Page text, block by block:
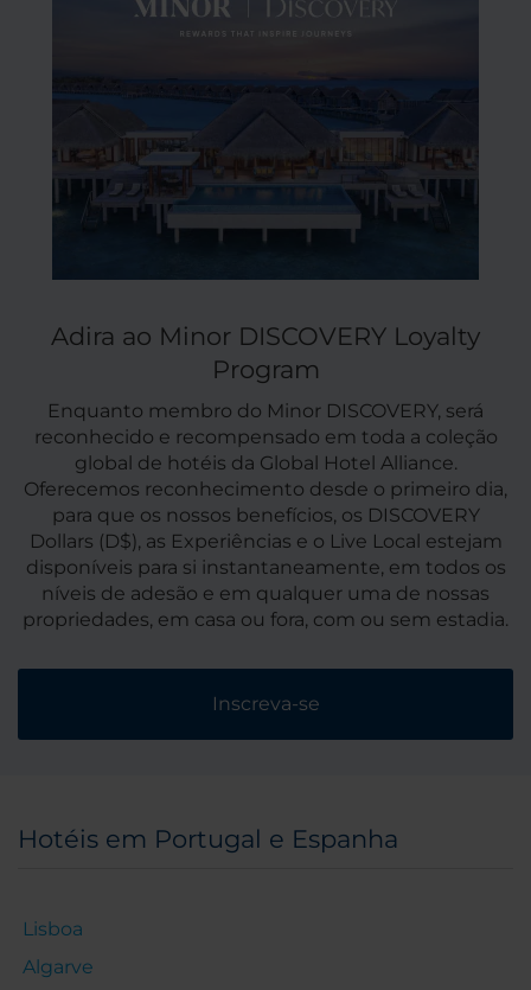
Adira ao Minor DISCOVERY Loyalty
Program
Enquanto membro do Minor DISCOVERY, será
reconhecido e recompensado em toda a coleção
global de hotéis da Global Hotel Alliance.
Oferecemos reconhecimento desde o primeiro dia,
para que os nossos benefícios, os DISCOVERY
Dollars (D$), as Experiências e o Live Local estejam
disponíveis para si instantaneamente, em todos os
níveis de adesão e em qualquer uma de nossas
propriedades, em casa ou fora, com ou sem estadia.
Inscreva-se
Hotéis em Portugal e Espanha
Lisboa
Algarve